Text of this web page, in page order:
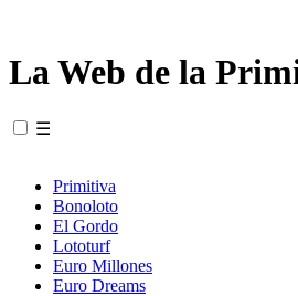
La Web de la
☰
Primitiva
Bonoloto
El Gordo
Lototurf
Euro Millones
Euro Dreams